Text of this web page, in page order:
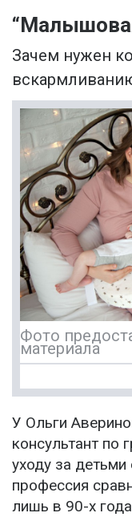
Зачем нужен
Фото
материала
У Ольги
консультант по
уходу за
профессия
лишь в 90-х